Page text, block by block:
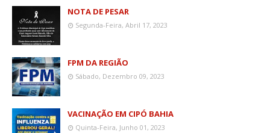
NOTA DE PESAR
Segunda-Feira, Abril 17, 2023
FPM DA REGIÃO
Sábado, Dezembro 09, 2023
VACINAÇÃO EM CIPÓ BAHIA
Quinta-Feira, Junho 01, 2023